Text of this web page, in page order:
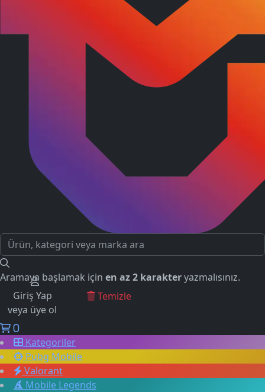
Aramaya başlamak için en az 2 karakteryazmalısınız.
GEÇMİŞ ARAMALAR
Temizle
Giriş Yap
veya üye ol
0
Kategoriler
Pubg Mobile
Valorant
Mobile Legends